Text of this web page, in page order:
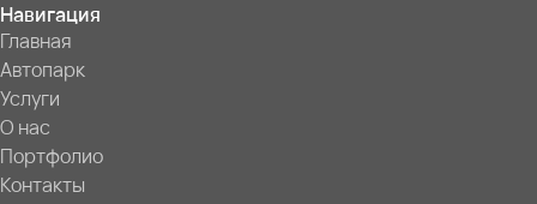
Навигация
Главная
Автопарк
Услуги
О нас
Портфолио
Контакты